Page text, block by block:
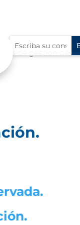
de gestión de la